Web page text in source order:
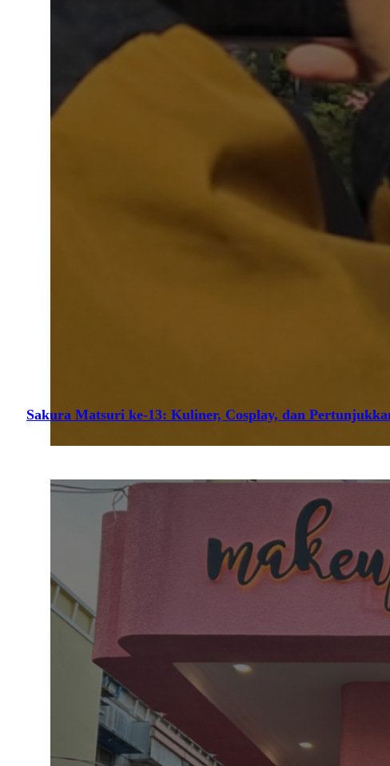
Sakura Matsuri ke-13: Kuliner, Cosplay, dan